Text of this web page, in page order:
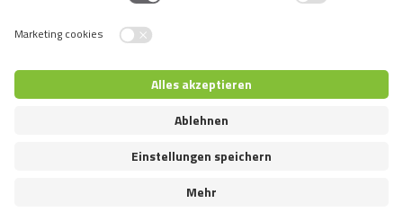
Switch language
© 2026 VAFO PRAHA s.r.o. Alle Rechte vorbehalten